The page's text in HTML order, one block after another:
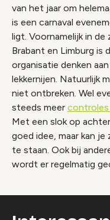
van het jaar om
is een carnaval
ligt. Voornamelijk in
Brabant en Limburg is
organisatie denken
lekkernijen. Natuurlijk
niet ontbreken. Wel
steeds meer controles
Met een slok op
goed idee, maar kan
te staan. Ook bij
wordt er regelmatig